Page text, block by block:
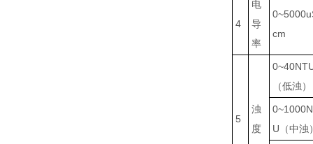
4
电
导
率
cm
5
浊
度
（低浊）
U（中浊